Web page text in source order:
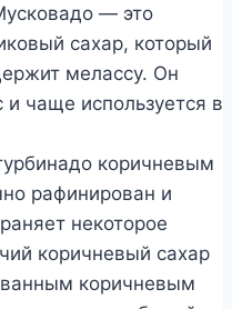
— это
сахар, который
мелассу. Он
чаще используется в
коричневым
рафинирован и
некоторое
коричневый сахар
коричневым